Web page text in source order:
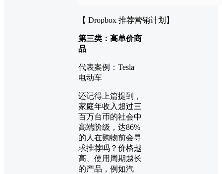
【 Dropbox 推荐营销计划】
第三类：高单价商
品
代表案例：Tesla
电动车
还记得上篇提到，
家庭年收入超过三
百万台币的社会中
高端阶级，达86%
的人在购物前会寻
求推荐吗？价格越
高、使用周期越长
的产品，例如汽